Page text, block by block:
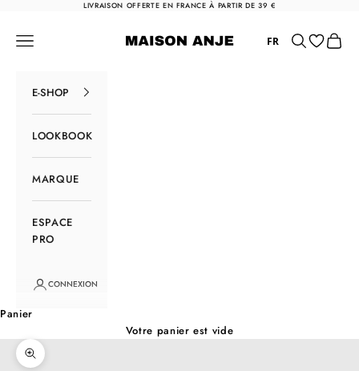
Passer au contenuLIVRAISON OFFERTE EN FRANCE À PARTIR DE 39 €
Maison Anje
Menu FR Rechercher
Panier
E-SHOP
LOOKBOOK
MARQUE
ESPACE
PRO
CONNEXION
Panier
Votre panier est vide
Zoomer sur l'image